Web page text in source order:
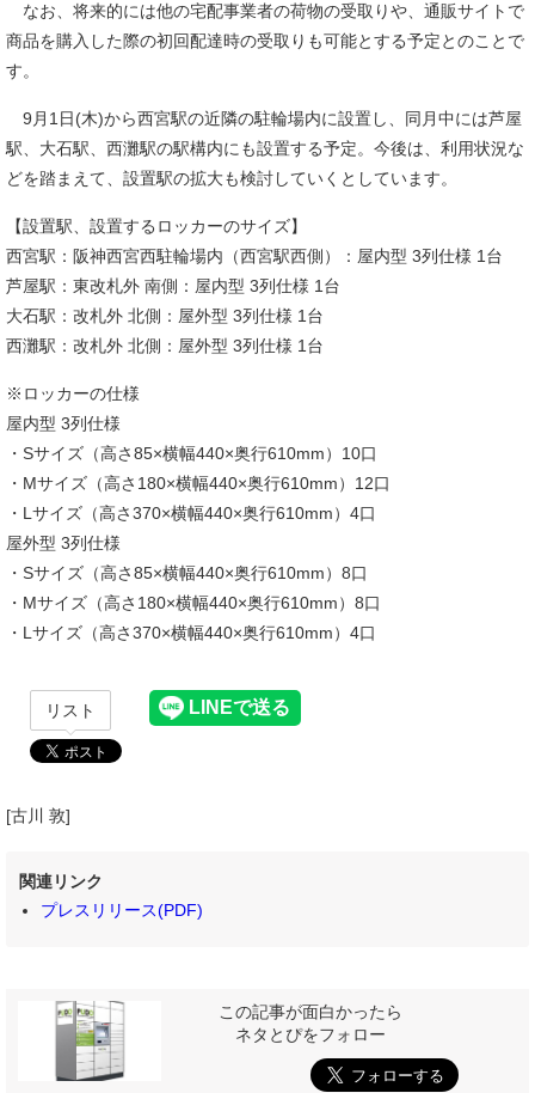
なお、将来的には他の宅配事業者の荷物の受取りや、通販サイトで
商品を購入した際の初回配達時の受取りも可能とする予定とのことで
す。
9月1日(木)から西宮駅の近隣の駐輪場内に設置し、同月中には芦屋
駅、大石駅、西灘駅の駅構内にも設置する予定。今後は、利用状況な
どを踏まえて、設置駅の拡大も検討していくとしています。
【設置駅、設置するロッカーのサイズ】
西宮駅：阪神西宮西駐輪場内（西宮駅西側）：屋内型 3列仕様 1台
芦屋駅：東改札外 南側：屋内型 3列仕様 1台
大石駅：改札外 北側：屋外型 3列仕様 1台
西灘駅：改札外 北側：屋外型 3列仕様 1台
※ロッカーの仕様
屋内型 3列仕様
・Sサイズ（高さ85×横幅440×奥行610mm）10口
・Mサイズ（高さ180×横幅440×奥行610mm）12口
・Lサイズ（高さ370×横幅440×奥行610mm）4口
屋外型 3列仕様
・Sサイズ（高さ85×横幅440×奥行610mm）8口
・Mサイズ（高さ180×横幅440×奥行610mm）8口
・Lサイズ（高さ370×横幅440×奥行610mm）4口
リスト
[古川 敦]
関連リンク
プレスリリース(PDF)
この記事が面白かったら
ネタとぴをフォロー